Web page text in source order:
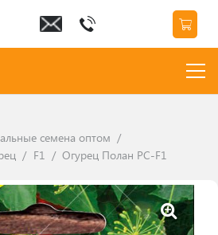
семена оптом /
/ F1 / Огурец Полан РС-F1